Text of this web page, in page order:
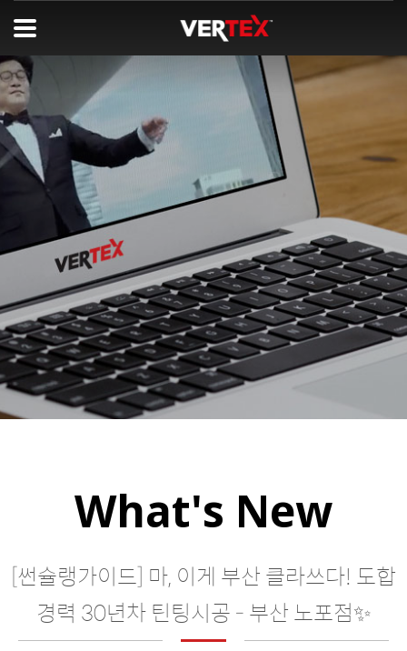
What's New
[썬슐랭가이드] 마, 이게 부산 클라쓰다! 도합
경력 30년차 틴팅시공 - 부산 노포점✨